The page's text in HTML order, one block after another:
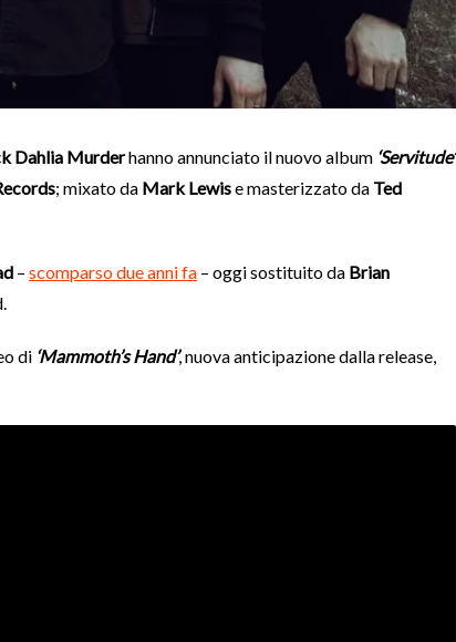
Dahlia Murderhanno annunciato il nuovo album ‘Servitude’
; mixato da Mark Lewise masterizzato da Ted
– scomparso due anni fa – oggi sostituito da Brian
di ‘Mammoth’s Hand’, nuova anticipazione dalla release,